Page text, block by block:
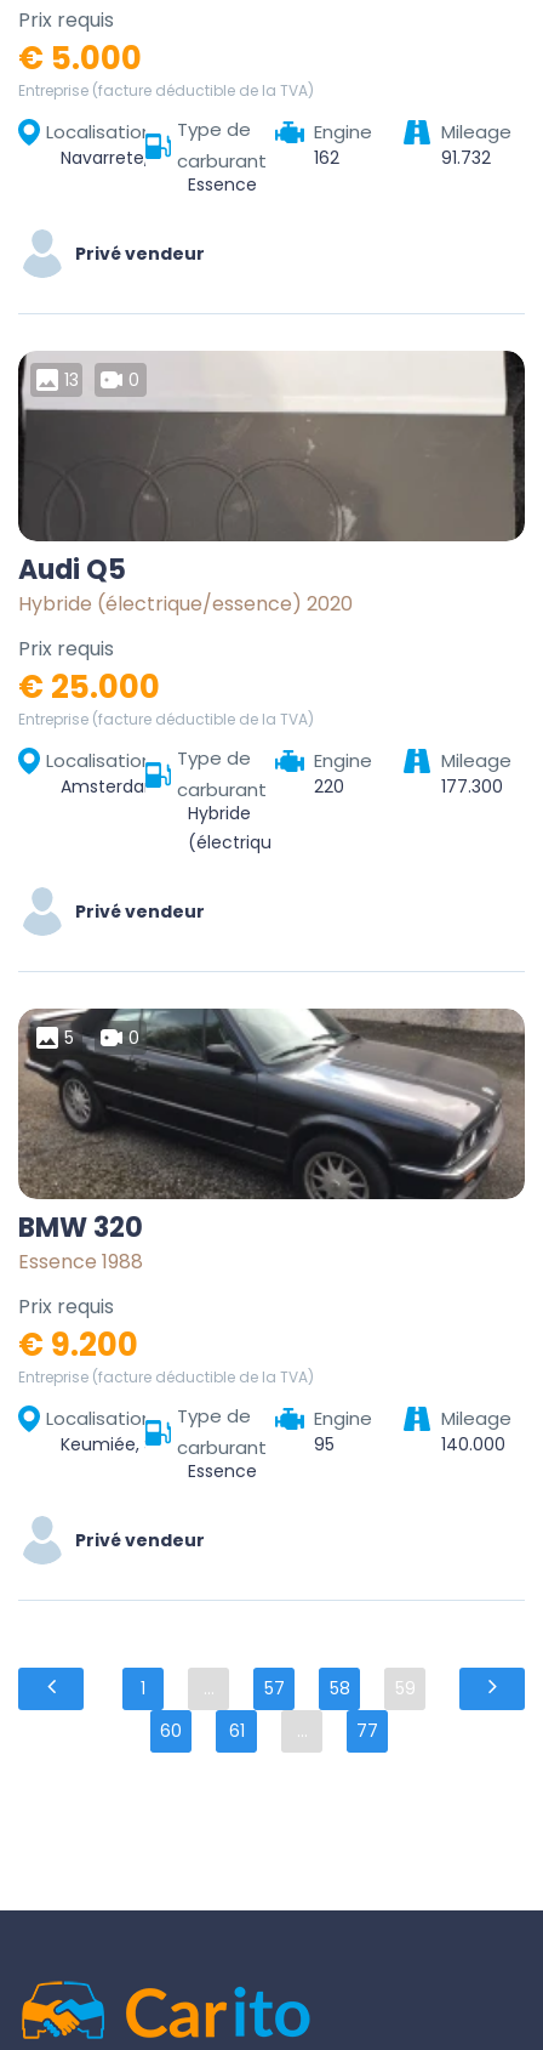
Prix requis
€ 5.000
Entreprise (facture déductible de la TVA)
Localisation
Navarrete, La Rioja, España
Type de
carburant
Essence
Engine
162
Mileage
91.732
Privé vendeur
13 0
Audi Q5
Hybride (électrique/essence) 2020
Prix requis
€ 25.000
Entreprise (facture déductible de la TVA)
Localisation
Amsterdam, Noord-Holland, Nederland
Type de
carburant
Hybride
(électrique/essence)
Engine
220
Mileage
177.300
Privé vendeur
5 0
BMW 320
Essence 1988
Prix requis
€ 9.200
Entreprise (facture déductible de la TVA)
Localisation
Keumiée, Sambreville, Namur, Wallonia, Belgium
Type de
carburant
Essence
Engine
95
Mileage
140.000
Privé vendeur
1 ... 57 58
59
60
61 ... 77